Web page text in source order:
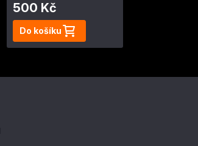
500 Kč
Do košíku